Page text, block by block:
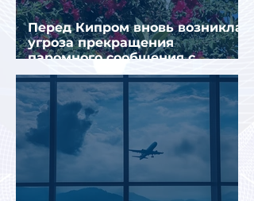
Перед Кипром вновь возникла
угроза прекращения
паромного сообщения с
Грецией